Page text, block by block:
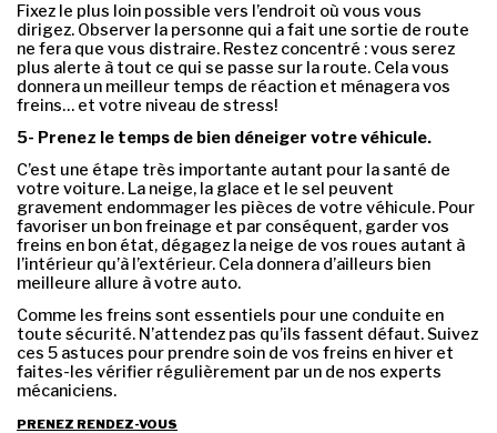
Fixez le plus loin possible vers l’endroit où vous vous
dirigez. Observer la personne qui a fait une sortie de route
ne fera que vous distraire. Restez concentré : vous serez
plus alerte à tout ce qui se passe sur la route. Cela vous
donnera un meilleur temps de réaction et ménagera vos
freins… et votre niveau de stress!
5- Prenez le temps de bien déneiger votre véhicule.
C’est une étape très importante autant pour la santé de
votre voiture. La neige, la glace et le sel peuvent
gravement endommager les pièces de votre véhicule. Pour
favoriser un bon freinage et par conséquent, garder vos
freins en bon état, dégagez la neige de vos roues autant à
l’intérieur qu’à l’extérieur. Cela donnera d’ailleurs bien
meilleure allure à votre auto.
Comme les freins sont essentiels pour une conduite en
toute sécurité. N’attendez pas qu’ils fassent défaut. Suivez
ces 5 astuces pour prendre soin de vos freins en hiver et
faites-les vérifier régulièrement par un de nos experts
mécaniciens.
PRENEZ RENDEZ-VOUS